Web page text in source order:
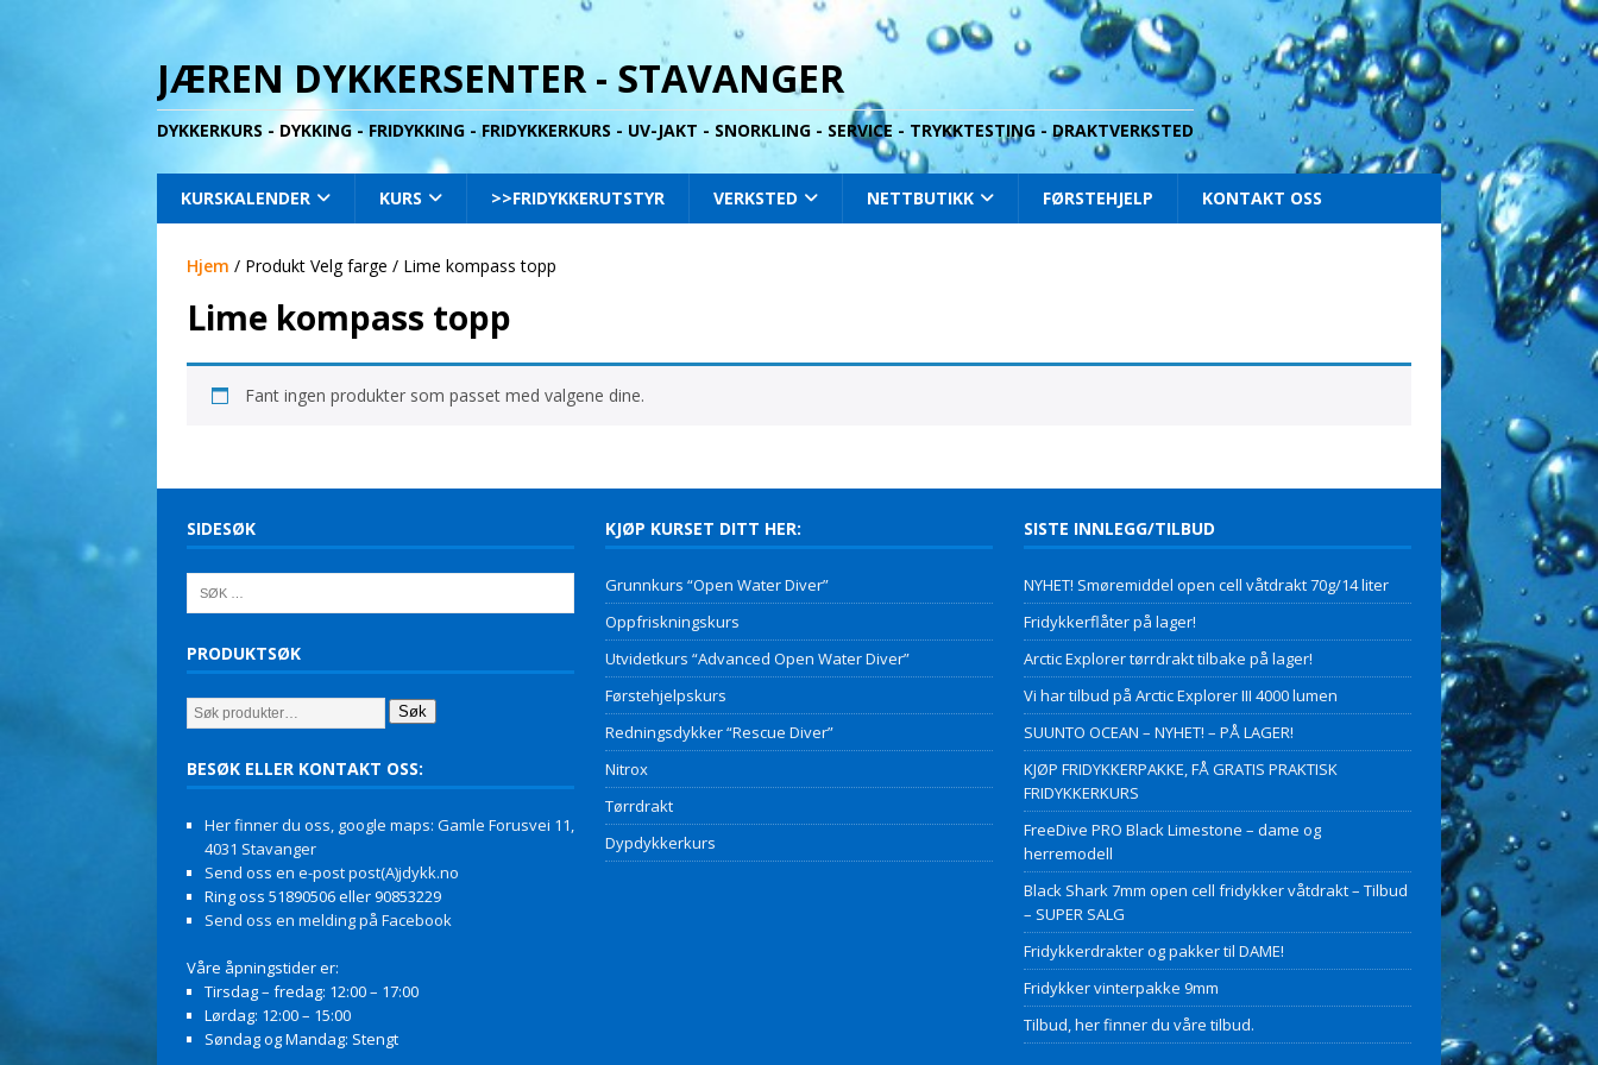
JÆREN DYKKERSENTER - STAVANGER
DYKKERKURS - DYKKING - FRIDYKKING - FRIDYKKERKURS - UV-JAKT - SNORKLING - SERVICE - TRYKKTESTING - DRAKTVERKSTED
KURSKALENDER KURS >>FRIDYKKERUTSTYR VERKSTED NETTBUTIKK FØRSTEHJELP KONTAKT OSS
Hjem / Produkt Velg farge / Lime kompass topp
Lime kompass topp
Fant ingen produkter som passet med valgene dine.
SIDESØK
PRODUKTSØK
Søk
BESØK ELLER KONTAKT OSS:
Her finner du oss, google maps: Gamle Forusvei 11,
4031 Stavanger
Send oss en e-post post(A)jdykk.no
Ring oss 51890506 eller 90853229
Send oss en melding på Facebook
Våre åpningstider er:
Tirsdag – fredag: 12:00 – 17:00
Lørdag: 12:00 – 15:00
Søndag og Mandag: Stengt
KJØP KURSET DITT HER:
Grunnkurs “Open Water Diver”
Oppfriskningskurs
Utvidetkurs “Advanced Open Water Diver”
Førstehjelpskurs
Redningsdykker “Rescue Diver”
Nitrox
Tørrdrakt
Dypdykkerkurs
SISTE INNLEGG/TILBUD
NYHET! Smøremiddel open cell våtdrakt 70g/14 liter
Fridykkerflåter på lager!
Arctic Explorer tørrdrakt tilbake på lager!
Vi har tilbud på Arctic Explorer III 4000 lumen
SUUNTO OCEAN – NYHET! – PÅ LAGER!
KJØP FRIDYKKERPAKKE, FÅ GRATIS PRAKTISK
FRIDYKKERKURS
FreeDive PRO Black Limestone – dame og
herremodell
Black Shark 7mm open cell fridykker våtdrakt – Tilbud
– SUPER SALG
Fridykkerdrakter og pakker til DAME!
Fridykker vinterpakke 9mm
Tilbud, her finner du våre tilbud.